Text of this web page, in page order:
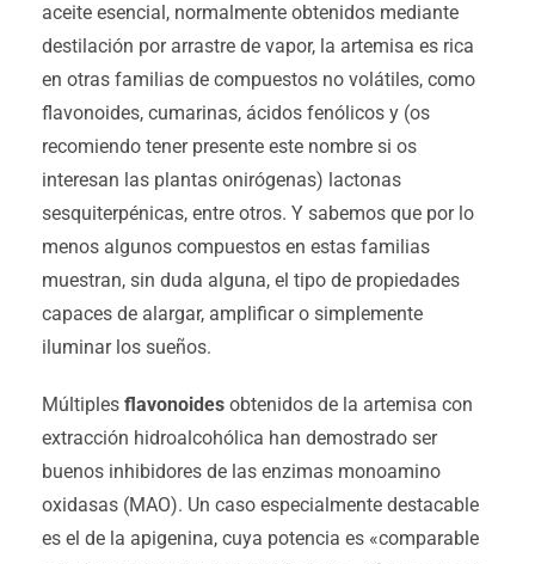
aceite esencial, normalmente obtenidos mediante
destilación por arrastre de vapor, la artemisa es rica
en otras familias de compuestos no volátiles, como
flavonoides, cumarinas, ácidos fenólicos y (os
recomiendo tener presente este nombre si os
interesan las plantas onirógenas) lactonas
sesquiterpénicas, entre otros. Y sabemos que por lo
menos algunos compuestos en estas familias
muestran, sin duda alguna, el tipo de propiedades
capaces de alargar, amplificar o simplemente
iluminar los sueños.
Múltiples flavonoides obtenidos de la artemisa con
extracción hidroalcohólica han demostrado ser
buenos inhibidores de las enzimas monoamino
oxidasas (MAO). Un caso especialmente destacable
es el de la apigenina, cuya potencia es «comparable